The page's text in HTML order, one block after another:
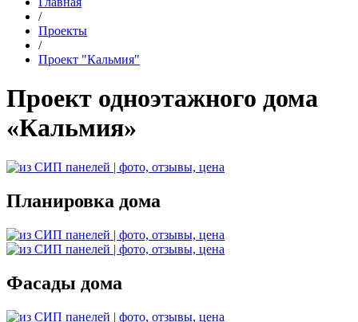
/
Проекты
/
Проект "Кальмия"
Проект одноэтажного дома
«Кальмия»
Планировка дома
Фасады дома